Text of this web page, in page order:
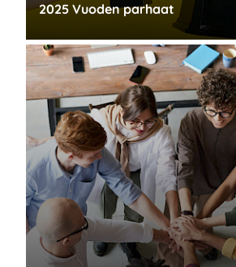
2025 Vuoden parhaat